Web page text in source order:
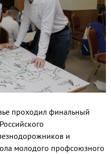
проходил финальный
и
молодого профсоюзного